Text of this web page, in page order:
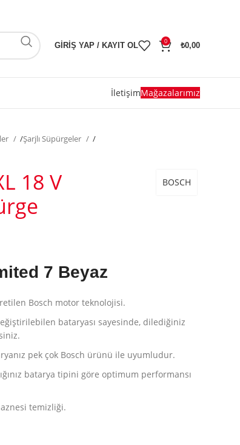
GIRIŞ YAP / KAYIT OL 0 ₺0,00
İletişimMağazalarımız
/Şarjlı Süpürgeler
/
18 V
BOSCH
7 Beyaz
Bosch motor teknolojisi.
bataryası sayesinde, dilediğiniz
pek çok Bosch ürünü ile uyumludur.
batarya tipini göre optimum performansı
temizliği.